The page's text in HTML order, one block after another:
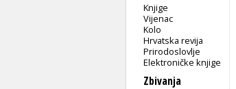
Knjige
Vijenac
Kolo
Hrvatska revija
Prirodoslovlje
Elektroničke knjige
Zbivanja